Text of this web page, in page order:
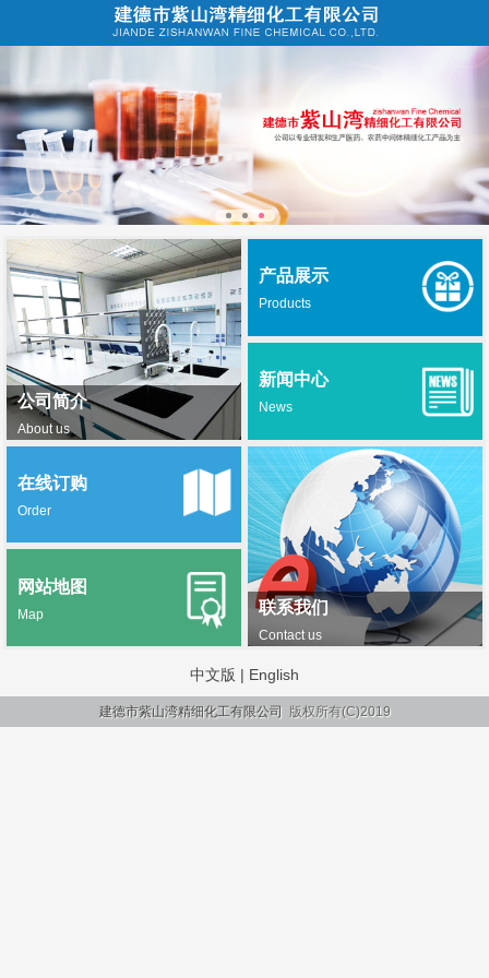
公司简介
About us
产品展示
Products
新闻中心
News
联系我们
Contact us
在线订购
Order
网站地图
Map
中文版 | English
建德市紫山湾精细化工有限公司 版权所有(C)2019